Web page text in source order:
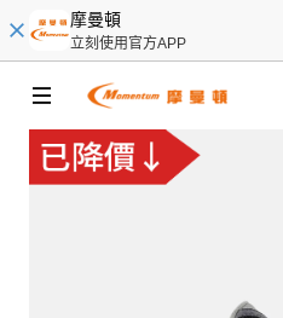
摩曼頓
立刻使用官方APP